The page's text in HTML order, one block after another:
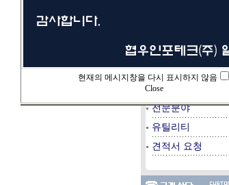
멀티미디어
데이타베이스
시스템/서버
전문분야
유틸리티
견적서 요청
현재의 메시지창을 다시 표시하지 않음
Close